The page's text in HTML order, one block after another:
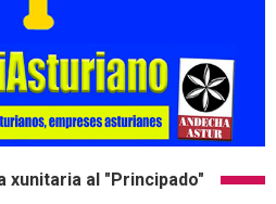
xunitaria al "Principado"